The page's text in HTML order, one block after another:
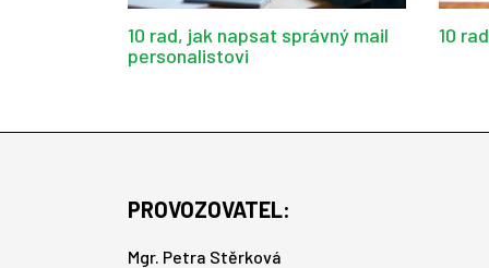
10 rad, jak napsat správný mail
personalistovi
10
PROVOZOVATEL:
Mgr. Petra Stěrková